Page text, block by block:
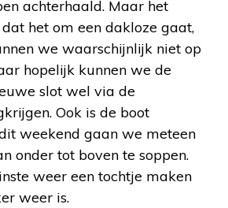
achterhaald. Maar het
het om een dakloze gaat,
we waarschijnlijk niet op
hopelijk kunnen we de
slot wel via de
Ook is de boot
weekend gaan we meteen
onder tot boven te soppen.
weer een tochtje maken
weer is.